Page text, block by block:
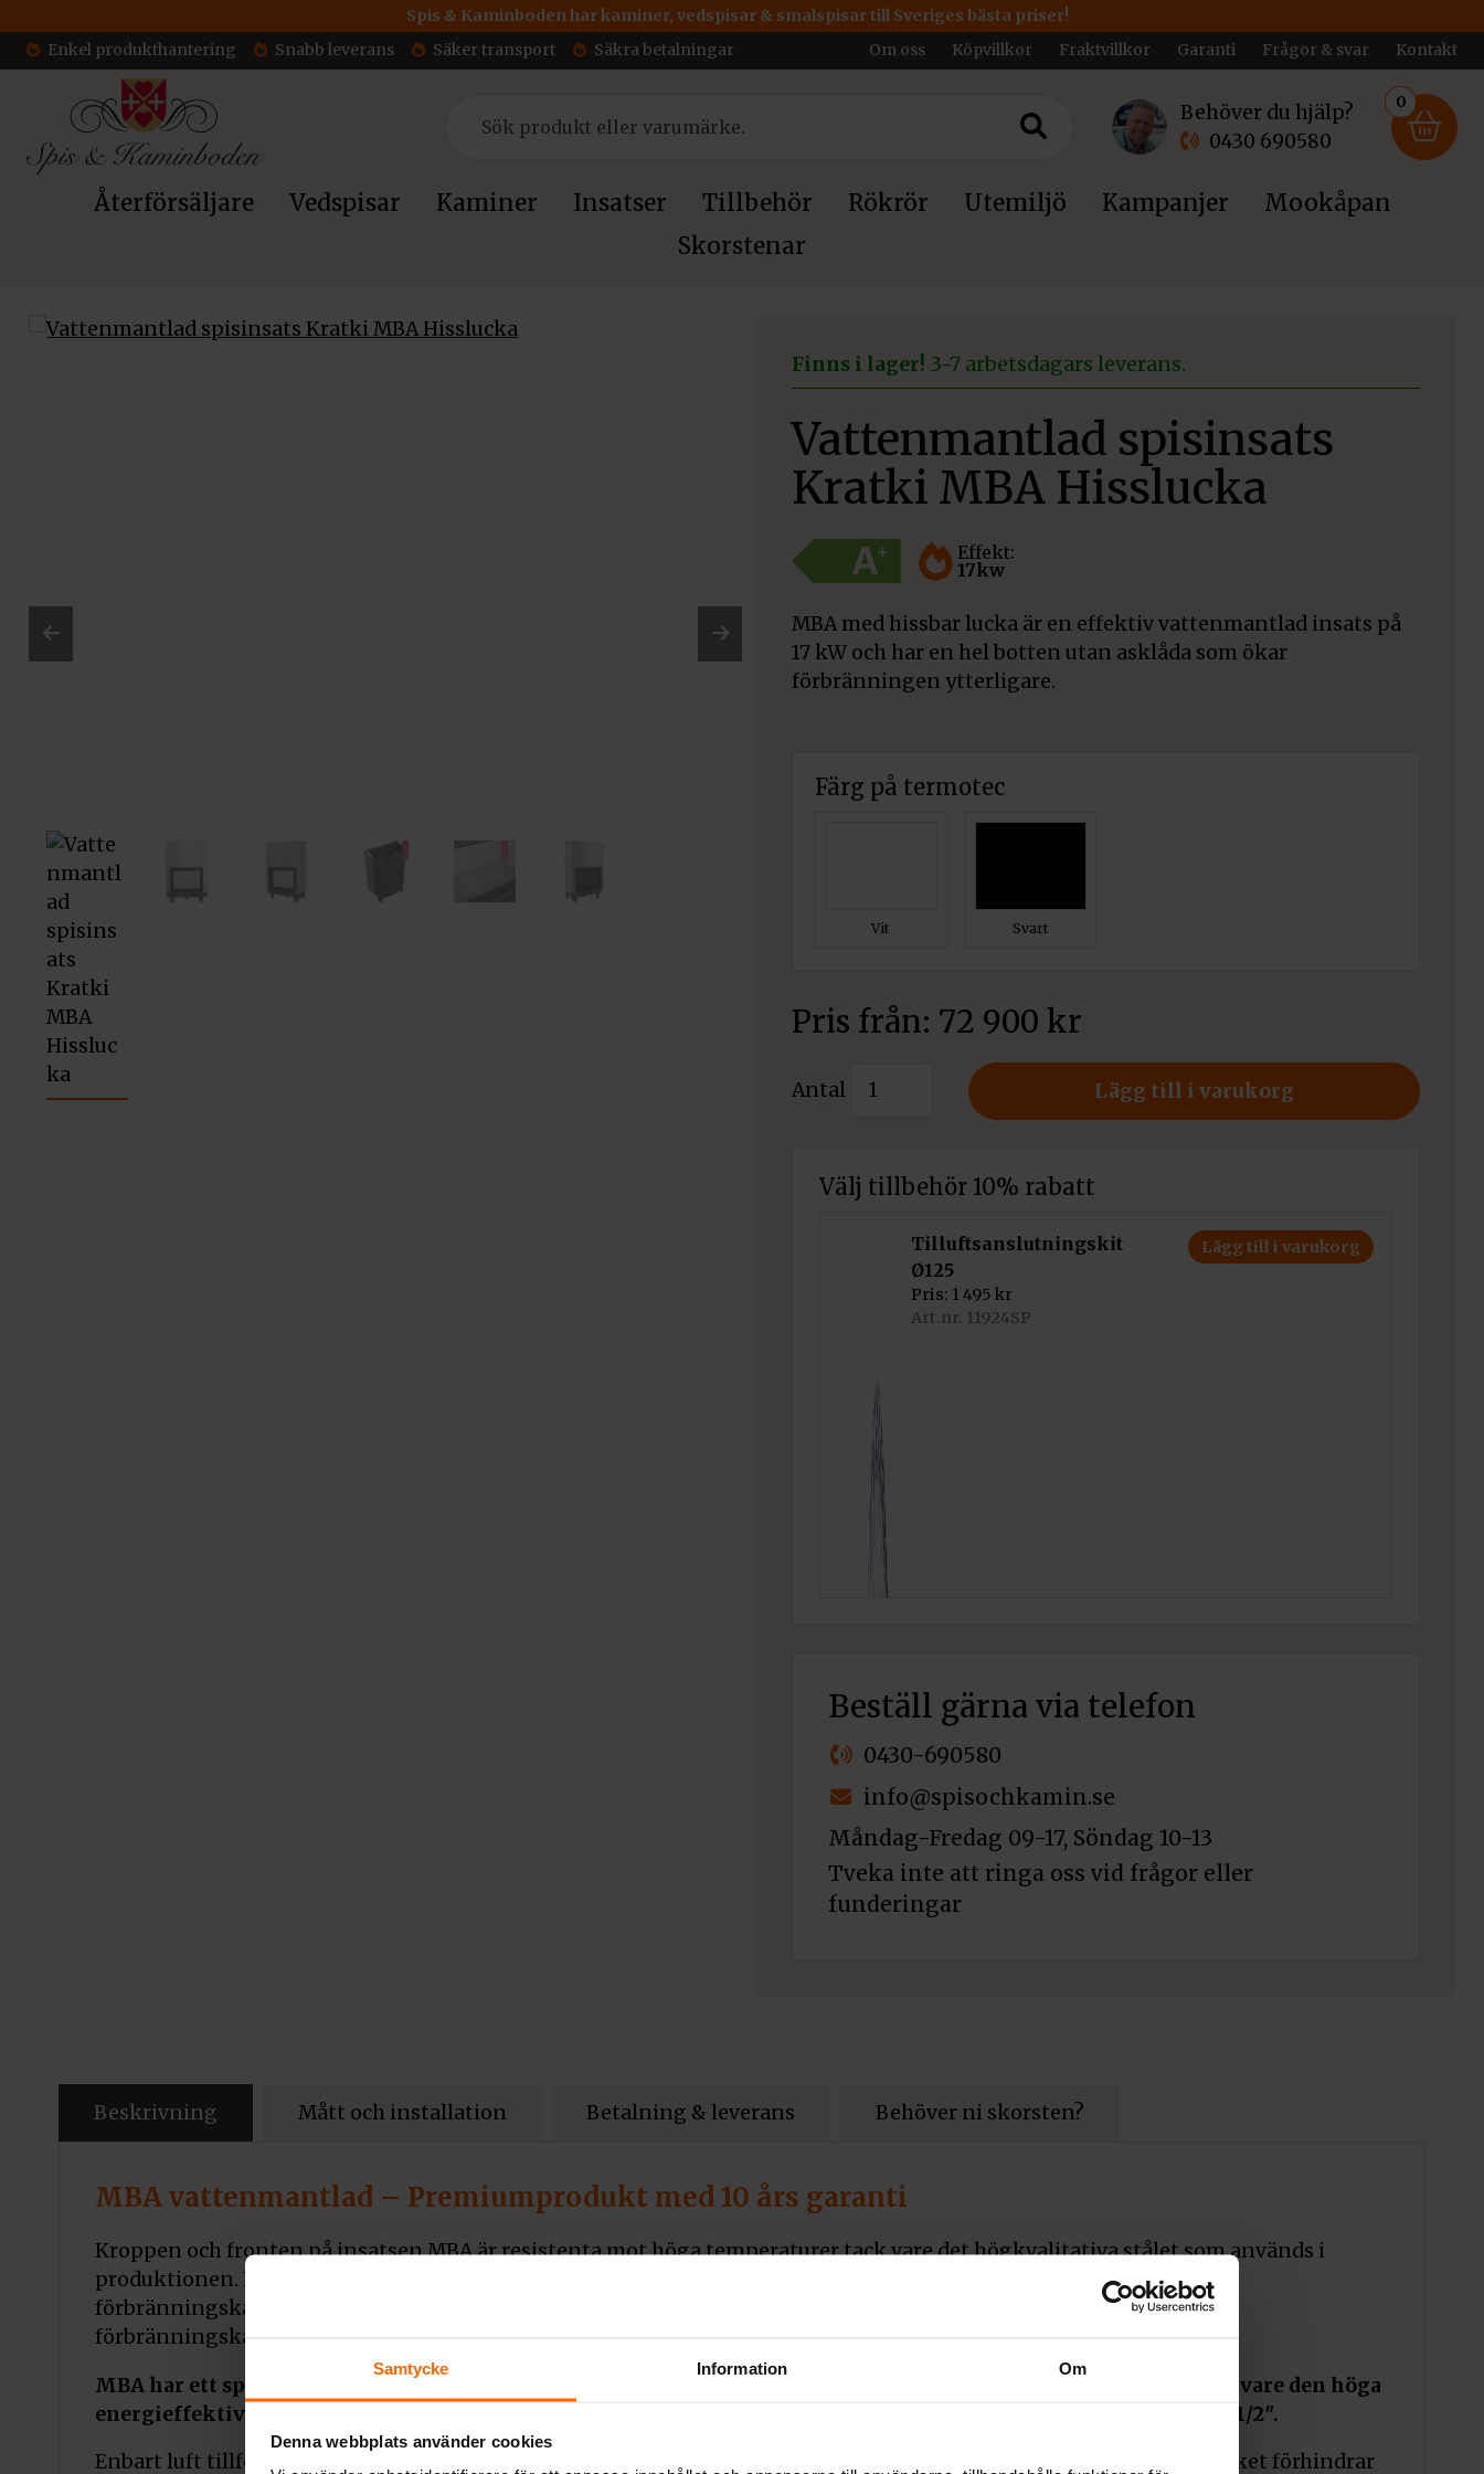
Samtycke Information Om
Denna webbplats använder cookies
Spis & Kaminboden har kaminer, vedspisar & smalspisar till Sveriges bästa priser!
Enkel produkthantering
Snabb leverans Säker transport Säkra betalningar Om oss Köpvillkor Fraktvillkor Garanti Frågor & svar Kontakt
Behöver du hjälp?
0430 690580
0
Återförsäljare Vedspisar Kaminer Insatser Tillbehör Rökrör Utemiljö Kampanjer
Mookåpan
Skorstenar
Finns i lager! 3-7 arbetsdagars leverans.
Vattenmantlad spisinsats
Kratki MBA Hisslucka
Effekt:
17kw
MBA med hissbar lucka är en effektiv vattenmantlad insats på
17 kW och har en hel botten utan asklåda som ökar
förbränningen ytterligare.
Färg på termotec
Vit Svart
Pris från: 72 900 kr
Antal
Vattenmantlad
spisinsats
Hisslucka
Lägg till i varukorg
Välj tillbehör 10% rabatt
Tilluftsanslutningskit
Ø125
Pris: 1 495 kr
Art.nr. 11924SP
Lägg till i varukorg
Beställ gärna via telefon
0430-690580
info@spisochkamin.se
Måndag-Fredag 09-17, Söndag 10-13
Tveka inte att ringa oss vid frågor eller
funderingar
Beskrivning Mått och installation Betalning & leverans Behöver ni skorsten?
MBA vattenmantlad – Premiumprodukt med 10 års garanti
Kroppen och fronten på insatsen MBA är resistenta mot höga temperaturer tack vare det högkvalitativa stålet som används i
produktionen. Effektiv förbränningsprocess & bibehållande av temperatur för att hålla värmen längre tack vare
förbränningskammarens foder med TERMOTEC – värmeackumulerande material som höjer temperaturen i
förbränningskammaren.
MBA har ett specialvattensystem som gör att en stor del av värmen från ångor överförs till värmesystemet, tack vare den höga
energieffektiviteten som erhålls. Skydd mot överhettning av det inbyggda spolröret – kontaktingång / utgång 1/2″.
Enbart luft tillförs utifrån tack vare ett inbyggt externt luftintag på 125 mm. Luftjustering med bara en regulator, vilket förhindrar